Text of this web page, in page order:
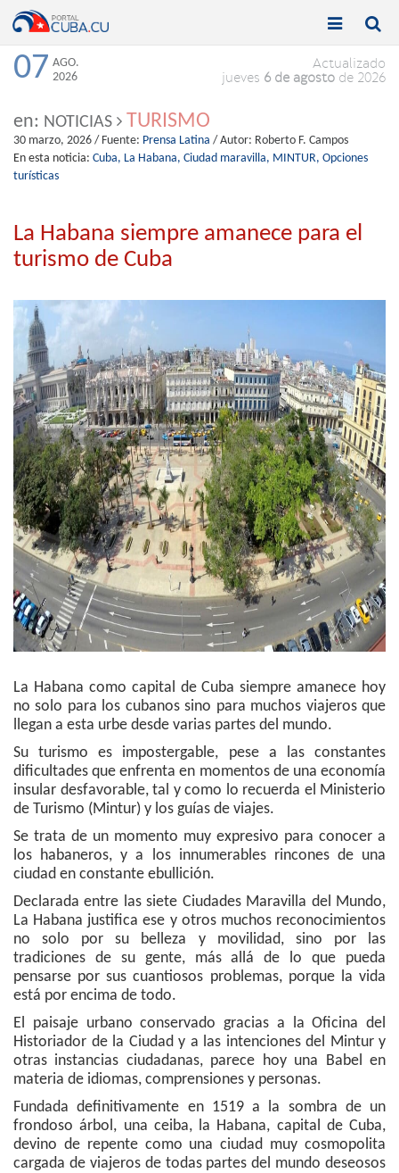
Toggle

Toggle

07 AGO.
2026
Actualizado
jueves 6 de agosto de 2026
en: NOTICIAS TURISMO
30 marzo, 2026 / Fuente: Prensa Latina / Autor: Roberto F. Campos
En esta noticia: Cuba, La Habana, Ciudad maravilla, MINTUR, Opciones
turísticas
La Habana siempre amanece para el
turismo de Cuba
La Habana como capital de Cuba siempre amanece hoy
no solo para los cubanos sino para muchos viajeros que
llegan a esta urbe desde varias partes del mundo.
Su turismo es impostergable, pese a las constantes
dificultades que enfrenta en momentos de una economía
insular desfavorable, tal y como lo recuerda el Ministerio
de Turismo (Mintur) y los guías de viajes.
Se trata de un momento muy expresivo para conocer a
los habaneros, y a los innumerables rincones de una
ciudad en constante ebullición.
Declarada entre las siete Ciudades Maravilla del Mundo,
La Habana justifica ese y otros muchos reconocimientos
no solo por su belleza y movilidad, sino por las
tradiciones de su gente, más allá de lo que pueda
pensarse por sus cuantiosos problemas, porque la vida
está por encima de todo.
El paisaje urbano conservado gracias a la Oficina del
Historiador de la Ciudad y a las intenciones del Mintur y
otras instancias ciudadanas, parece hoy una Babel en
materia de idiomas, comprensiones y personas.
Fundada definitivamente en 1519 a la sombra de un
frondoso árbol, una ceiba, la Habana, capital de Cuba,
devino de repente como una ciudad muy cosmopolita
cargada de viajeros de todas partes del mundo deseosos